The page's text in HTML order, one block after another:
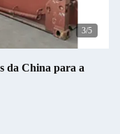
3/5
da China para a